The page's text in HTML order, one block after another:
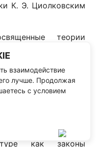
К. Э. Циолковским
теории
в 1897 году
уравнение
массы и
частных задач.
Мещерский
известны в
как законы
взаимодействие
лучше. Продолжая
с условием